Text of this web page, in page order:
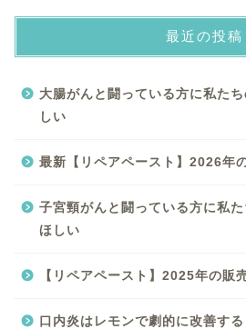
最近の投稿
大腸がんと闘っている方に私た
しい
最新【リペアペースト】2026年
子宮頸がんと闘っている方に私
ほしい
【リペアペースト】2025年の販
口内炎はレモンで劇的に改善する